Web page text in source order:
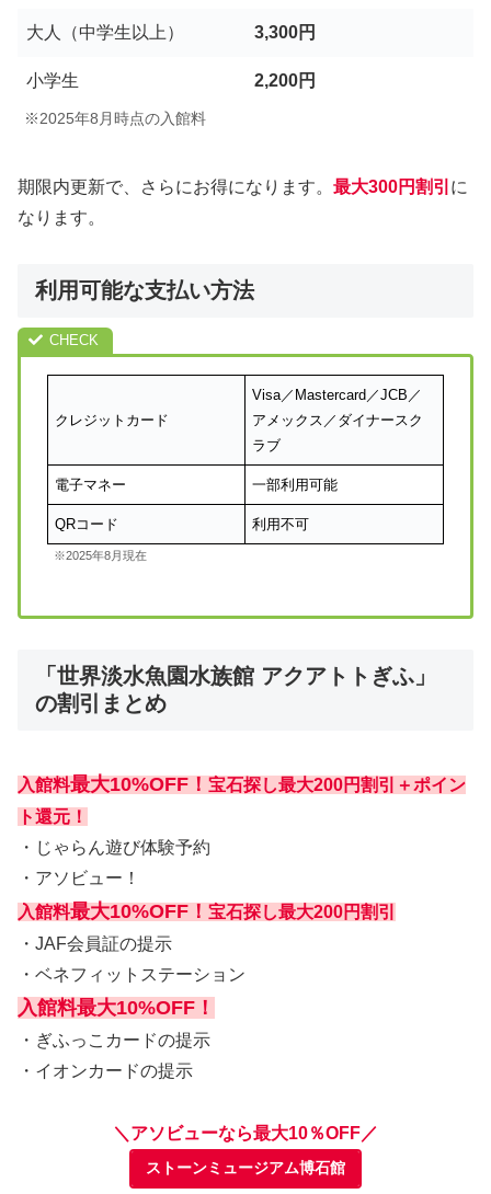
大人（中学生以上） 3,300円
小学生 2,200円
※2025年8月時点の入館料
期限内更新で、さらにお得になります。 最大300円割引 に
なります。
利用可能な支払い方法
クレジットカード
Visa／Mastercard／JCB／
アメックス／ダイナースク
ラブ
電子マネー 一部利用可能
QRコード 利用不可
※2025年8月現在
「世界淡水魚園水族館 アクアトトぎふ」
の割引まとめ
入館料最大10%OFF！ 宝石探し最大200円割引＋ポイン
ト還元！
・じゃらん遊び体験予約
・アソビュー！
入館料最大10%OFF！ 宝石探し最大200円割引
・JAF会員証の提示
・ベネフィットステーション
入館料最大10%OFF！
・ぎふっこカードの提示
・イオンカードの提示
＼アソビューなら最大10％OFF／
ストーンミュージアム博石館